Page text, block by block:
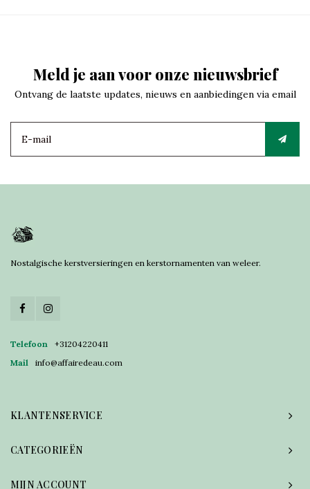
Meld je aan voor onze nieuwsbrief
Ontvang de laatste updates, nieuws en aanbiedingen via email
Nostalgische kerstversieringen en kerstornamenten van weleer.
Telefoon
+31204220411
Mail
info@affairedeau.com
KLANTENSERVICE
CATEGORIEËN
MIJN ACCOUNT